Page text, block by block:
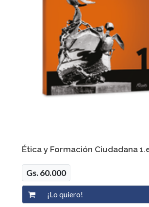
Ética y Formación Ciudadana
Gs. 60.000